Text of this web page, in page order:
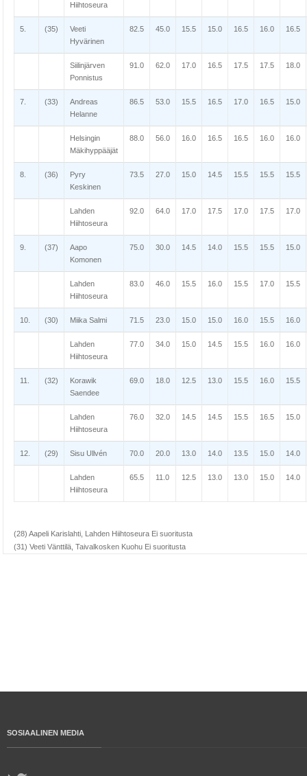
Hiihtoseura
5. (35)
Veeti
Hyvärinen
82.5 45.0 15.5 15.0 16.5 16.0 16.5
Siilinjärven
Ponnistus
91.0 62.0 17.0 16.5 17.5 17.5 18.0
7. (33)
Andreas
Helanne
86.5 53.0 15.5 16.5 17.0 16.5 15.0
Helsingin
Mäkihyppääjät
88.0 56.0 16.0 16.5 16.5 16.0 16.0
8. (36)
Pyry
Keskinen
73.5 27.0 15.0 14.5 15.5 15.5 15.5
Lahden
Hiihtoseura
92.0 64.0 17.0 17.5 17.0 17.5 17.0
9. (37)
Aapo
Komonen
75.0 30.0 14.5 14.0 15.5 15.5 15.0
Lahden
Hiihtoseura
83.0 46.0 15.5 16.0 15.5 17.0 15.5
10. (30) Miika Salmi 71.5 23.0 15.0 15.0 16.0 15.5 16.0
Lahden
Hiihtoseura
77.0 34.0 15.0 14.5 15.5 16.0 16.0
11. (32)
Korawik
Saendee
69.0 18.0 12.5 13.0 15.5 16.0 15.5
Lahden
Hiihtoseura
76.0 32.0 14.5 14.5 15.5 16.5 15.0
12. (29) Sisu Ullvén 70.0 20.0 13.0 14.0 13.5 15.0 14.0
Lahden
Hiihtoseura
65.5 11.0 12.5 13.0 13.0 15.0 14.0
(28) Aapeli Karislahti, Lahden Hiihtoseura Ei suoritusta
(31) Veeti Vänttilä, Taivalkosken Kuohu Ei suoritusta
SOSIAALINEN MEDIA